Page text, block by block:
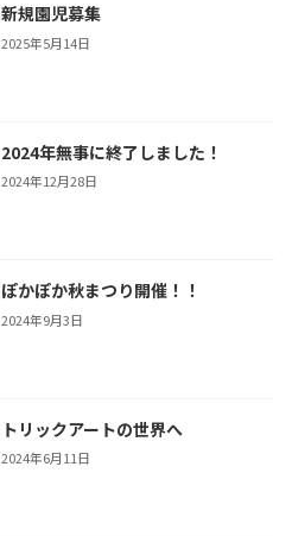
新規園児募集
2025年5月14日
2024年無事に終了しました！
2024年12月28日
ぽかぽか秋まつり開催！！
2024年9月3日
トリックアートの世界へ
2024年6月11日